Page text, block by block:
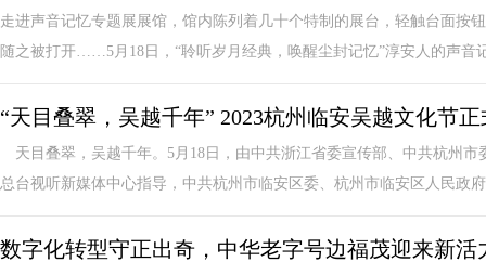
走进声音记忆专题展展馆，馆内陈列着几十个特制的展台，轻触台面按
随之被打开……5月18日，“聆听岁月经典，唤醒尘封记忆”淳安人的声音
“天目叠翠，吴越千年” 2023杭州临安吴越文化节
天目叠翠，吴越千年。5月18日，由中共浙江省委宣传部、中共杭州
总台视听新媒体中心指导，中共杭州市临安区委、杭州市临安区人民政
数字化转型守正出奇，中华老字号边福茂迎来新活